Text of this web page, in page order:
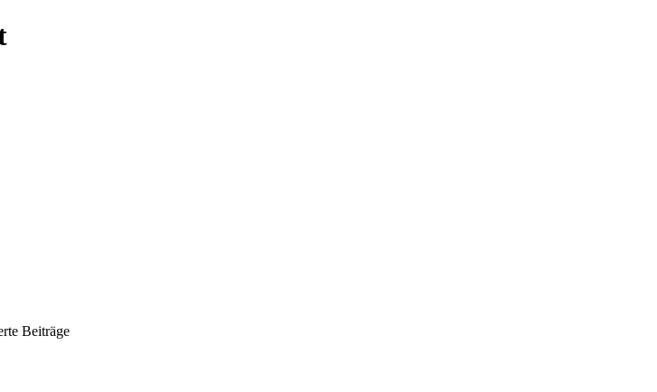
Beiträge